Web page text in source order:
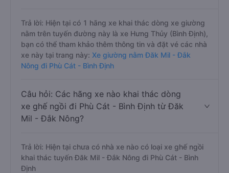
Trả lời: Hiện tại có 1 hãng xe khai thác dòng xe giường
nằm trên tuyến đường này là xe Hưng Thủy (Bình Định),
bạn có thể tham khảo thêm thông tin và đặt vé các nhà
xe này tại trang này: Xe giường nằm Đăk Mil - Đắk
Nông đi Phù Cát - Bình Định
Câu hỏi: Các hãng xe nào khai thác dòng
xe ghế ngồi đi Phù Cát - Bình Định từ Đăk
Mil - Đắk Nông?
Trả lời: Hiện tại chưa có nhà xe nào có loại xe ghế ngồi
khai thác tuyến Đăk Mil - Đắk Nông đi Phù Cát - Bình
Định